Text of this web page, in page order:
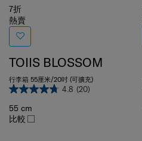
熱賣
TOIIS BLOSSOM
行李箱 55厘米/20吋 (可擴充)
4.8 (20)
55 cm
比較